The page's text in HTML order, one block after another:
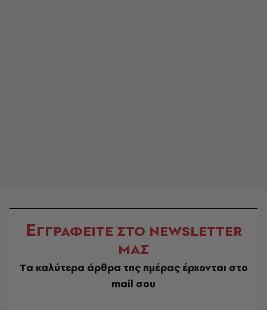
ΕΓΓΡΑΦΕΙΤΕ ΣΤΟ NEWSLETTER
ΜΑΣ
Tα καλύτερα άρθρα της ημέρας έρχονται στο
mail σου